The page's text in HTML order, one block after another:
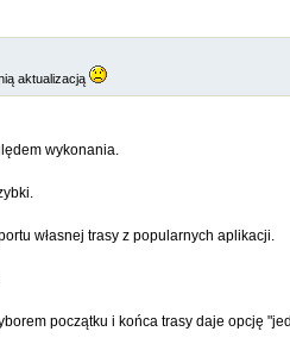
aktualizacją
wykonania.
własnej trasy z popularnych aplikacji.
początku i końca trasy daje opcję